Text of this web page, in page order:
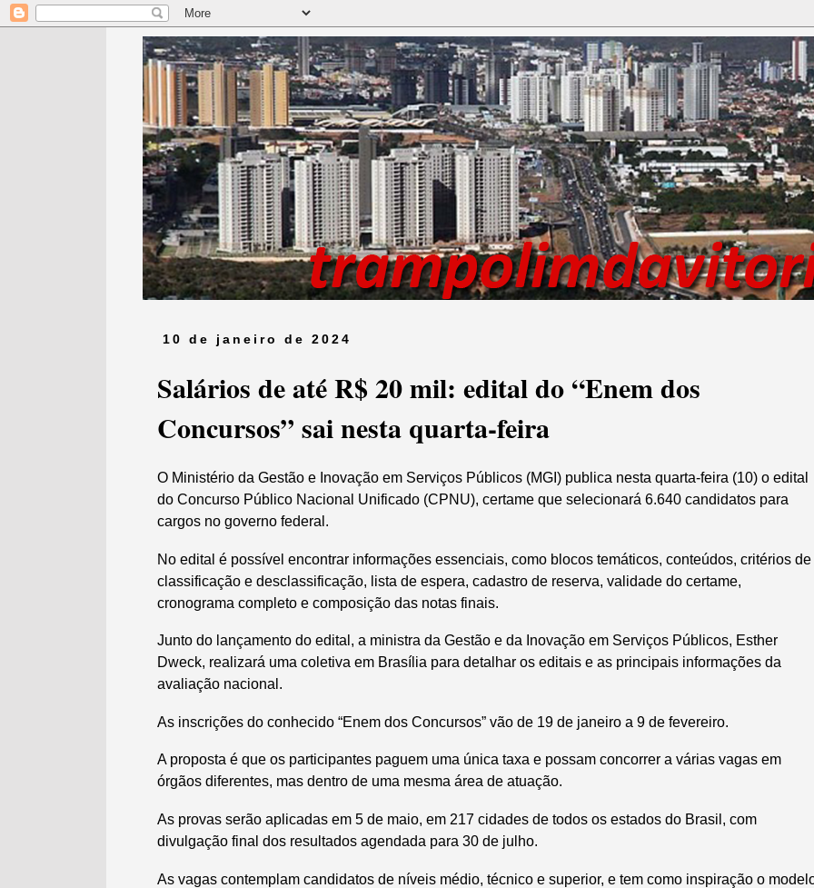
10 de janeiro de 2024
Salários de até R$ 20 mil: edital do “Enem dos
Concursos” sai nesta quarta-feira
O Ministério da Gestão e Inovação em Serviços Públicos (MGI) publica nesta quarta-feira (10) o edital
do Concurso Público Nacional Unificado (CPNU), certame que selecionará 6.640 candidatos para
cargos no governo federal.
No edital é possível encontrar informações essenciais, como blocos temáticos, conteúdos, critérios de
classificação e desclassificação, lista de espera, cadastro de reserva, validade do certame,
cronograma completo e composição das notas finais.
Junto do lançamento do edital, a ministra da Gestão e da Inovação em Serviços Públicos, Esther
Dweck, realizará uma coletiva em Brasília para detalhar os editais e as principais informações da
avaliação nacional.
As inscrições do conhecido “Enem dos Concursos” vão de 19 de janeiro a 9 de fevereiro.
A proposta é que os participantes paguem uma única taxa e possam concorrer a várias vagas em
órgãos diferentes, mas dentro de uma mesma área de atuação.
As provas serão aplicadas em 5 de maio, em 217 cidades de todos os estados do Brasil, com
divulgação final dos resultados agendada para 30 de julho.
As vagas contemplam candidatos de níveis médio, técnico e superior, e tem como inspiração o